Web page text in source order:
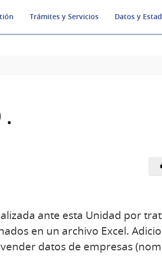
Trámites y Servicios Datos y
.
ante esta Unidad por
en un archivo Excel.
datos de empresas